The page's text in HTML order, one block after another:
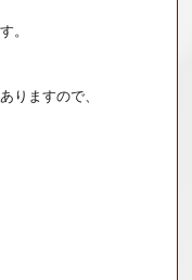
。
りますので、